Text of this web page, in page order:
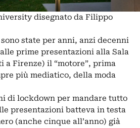
disegnato da Filippo
state per anni, anzi decenni
prime presentazioni alla Sala
a Firenze) il “motore”, prima
più mediatico, della moda
di lockdown per mandare tutto
presentazioni batteva in testa
(anche cinque all’anno) già